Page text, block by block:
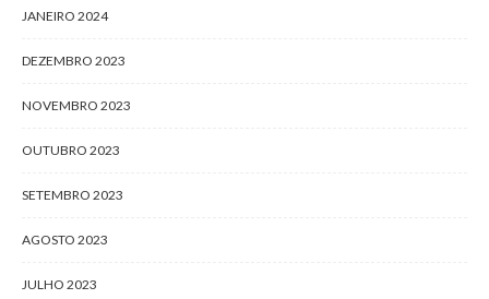
JANEIRO 2024
DEZEMBRO 2023
NOVEMBRO 2023
OUTUBRO 2023
SETEMBRO 2023
AGOSTO 2023
JULHO 2023